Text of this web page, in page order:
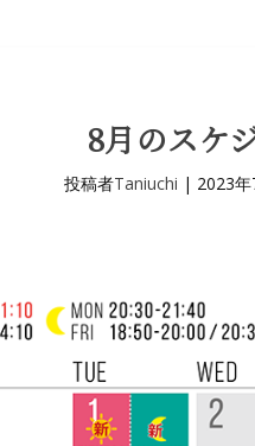
8月のスケ
投稿者Taniuchi | 2023